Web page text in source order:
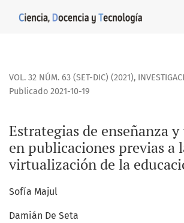
Estrategias de enseñanza y
VOL. 32 NÚM. 63 (SET-DIC) (2021),
Estrategias de enseñanza
en publicaciones previas a
virtualización de la
Publicado 2021-10-19
Sofía Majul
Damián De Seta